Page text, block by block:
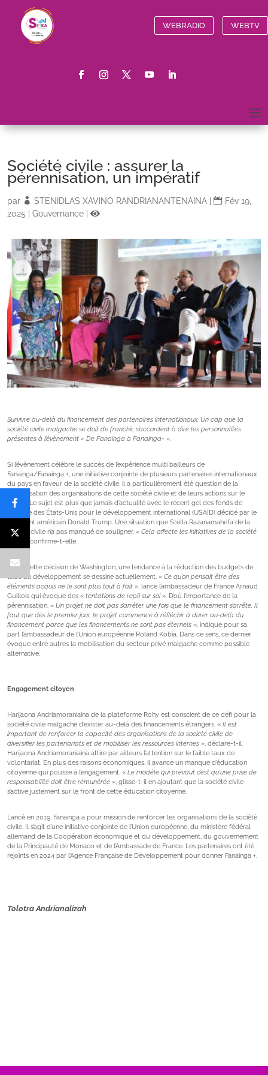
WEBRADIO WEBTV
Société civile : assurer la
pérennisation, un impératif
par STENIDLAS XAVINO RANDRIANANTENAINA
Fév 19,
2025
Gouvernance
Survivre au-delà du financement des partenaires internationaux. Un cap que la
société civile malgache se doit de franchir, s’accordent à dire les personnalités
présentes à l’évènement « De Fanainga à Fanainga+ ».
Si l’évènement célèbre le succès de l’expérience multi bailleurs de
Fanainga/Fanainga +, une initiative conjointe de plusieurs partenaires internationaux
du pays en faveur de la société civile, il a particulièrement été question de la
pérennisation des organisations de cette société civile et de leurs actions sur le
terrain. Le sujet est plus que jamais d’actualité avec le récent gel des fonds de
l’Agence des États-Unis pour le développement international (USAID) décidé par le
président américain Donald Trump. Une situation que Stella Razanamahefa de la
société civile n’a pas manqué de souligner. « Cela affecte les initiatives de la société
», confirme-t-elle.
Outre cette décision de Washington, une tendance à la réduction des budgets de
l’aide au développement se dessine actuellement. « Ce qu’on pensait être des
éléments acquis ne le sont plus tout à fait », lance l’ambassadeur de France Arnaud
Guillois qui évoque des « tentations de repli sur soi». D’où l’importance de la
pérennisation. « Un projet ne doit pas s’arrêter une fois que le financement s’arrête. Il
faut que dès le premier jour, le projet commence à réfléchir à durer au-delà du
financement parce que les financements ne sont pas éternels », indique pour sa
part l’ambassadeur de l’Union européenne Roland Kobia. Dans ce sens, ce dernier
évoque entre autres la mobilisation du secteur privé malgache comme possible
alternative.
Engagement citoyen
Harijaona Andriamoraniaina de la plateforme Rohy est conscient de ce défi pour la
société civile malgache d’exister au-delà des financements étrangers. « Il est
important de renforcer la capacité des organisations de la société civile de
diversifier les partenariats et de mobiliser les ressources internes », déclare-t-il.
Harijaona Andriamoraniaina attire par ailleurs l’attention sur le faible taux de
volontariat. En plus des raisons économiques, il avance un manque d’éducation
citoyenne qui pousse à l’engagement. « Le modèle qui prévaut c’est qu’une prise de
responsabilité doit être rémunérée », glisse-t-il en ajoutant que la société civile
s’active justement sur le front de cette éducation citoyenne.
Lancé en 2019, Fanainga a pour mission de renforcer les organisations de la société
civile. Il s’agit d’une initiative conjointe de l’Union européenne, du ministère fédéral
allemand de la Coopération économique et du développement, du gouvernement
de la Principauté de Monaco et de l’Ambassade de France. Les partenaires ont été
rejoints en 2024 par l’Agence Française de Développement pour donner Fanainga +.
Tolotra Andrianalizah